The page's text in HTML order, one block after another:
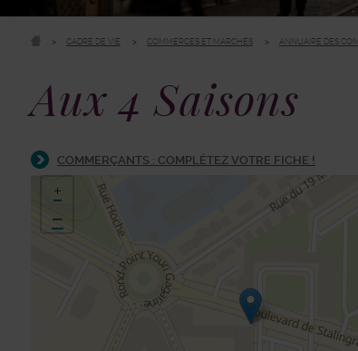
CADRE DE VIE COMMERCES ET MARCHÉS ANNUAIRE DES
Aux 4 Saisons
COMMERÇANTS : COMPLÉTEZ VOTRE FICHE !
+
−